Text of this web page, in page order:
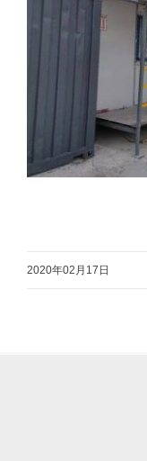
2020年02月17日